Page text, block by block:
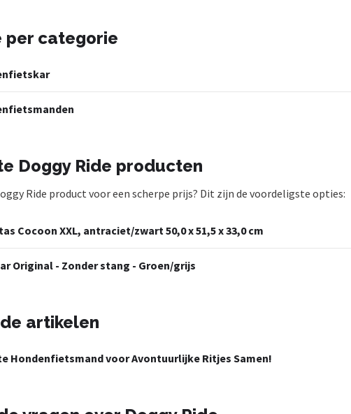
per categorie
Doggy Ride producten
Ride product voor een scherpe prijs? Dit zijn de voordeligste opties:
Cocoon XXL, antraciet/zwart 50,0 x 51,5 x 33,0 cm
Original - Zonder stang - Groen/grijs
artikelen
Hondenfietsmand voor Avontuurlijke Ritjes Samen!